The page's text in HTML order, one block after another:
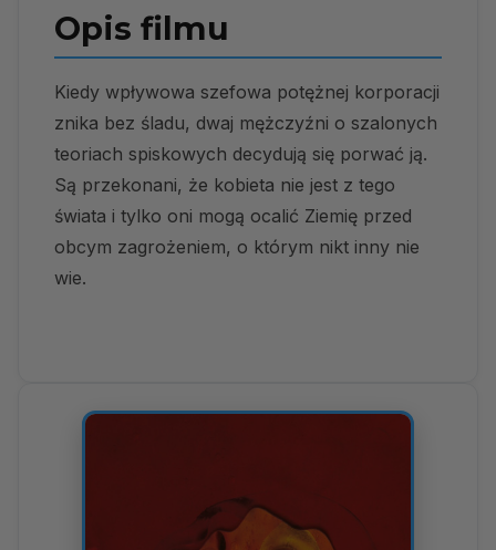
Opis filmu
Kiedy wpływowa szefowa potężnej korporacji
znika bez śladu, dwaj mężczyźni o szalonych
teoriach spiskowych decydują się porwać ją.
Są przekonani, że kobieta nie jest z tego
świata i tylko oni mogą ocalić Ziemię przed
obcym zagrożeniem, o którym nikt inny nie
wie.